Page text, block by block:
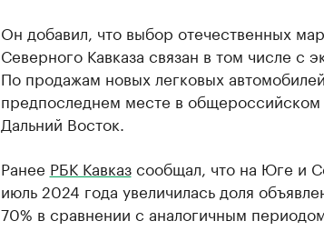
Он добавил, что выбор отечественных
Северного Кавказа связан в том числе с
По продажам новых легковых
предпоследнем месте в
Дальний Восток.
Ранее РБК Кавказсообщал, что на Юге и
июль 2024 года увеличилась доля
70% в сравнении с аналогичным